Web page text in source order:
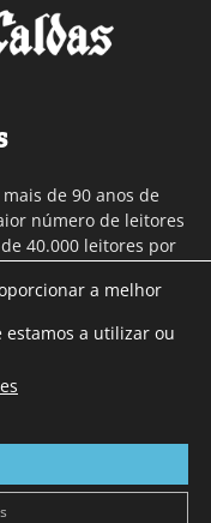
de 90 anos de
número de leitores
40.000 leitores por
online.
a melhor
estamos a utilizar ou